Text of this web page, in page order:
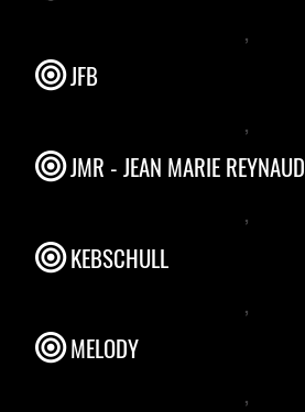
,
JFB
,
JMR - JEAN MARIE REYNAUD
,
KEBSCHULL
,
MELODY
,